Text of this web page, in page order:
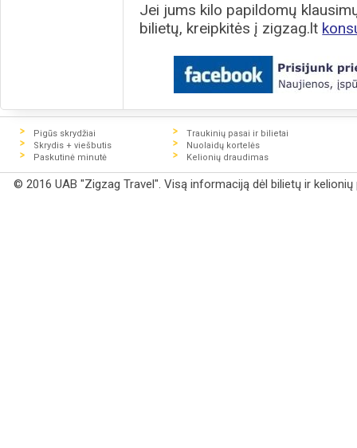
Jei jums kilo papildomų
bilietų, kreipkitės į zigzag.lt
Pigūs skrydžiai
Skrydis + viešbutis
Paskutinė minutė
Traukinių pasai ir bilietai
Nuolaidų kortelės
Kelionių draudimas
© 2016 UAB "Zigzag Travel". Visą informaciją dėl bilietų ir